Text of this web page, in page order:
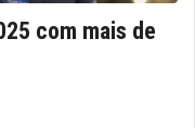
com mais de